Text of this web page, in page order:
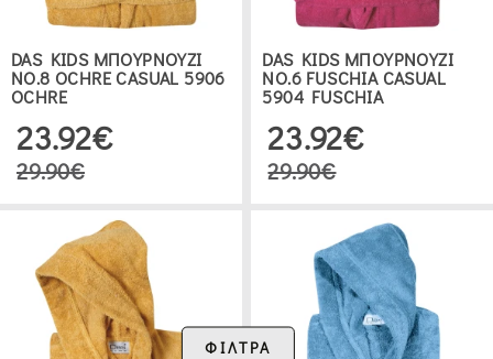
DAS KIDS ΜΠΟΥΡΝΟΥΖΙ
ΝΟ.8 OCHRE CASUAL 5906
OCHRE
23.92€
29.90€
DAS KIDS ΜΠΟΥΡΝΟΥΖΙ
ΝΟ.6 FUSCHIA CASUAL
5904 FUSCHIA
23.92€
29.90€
ΦΙΛΤΡΑ